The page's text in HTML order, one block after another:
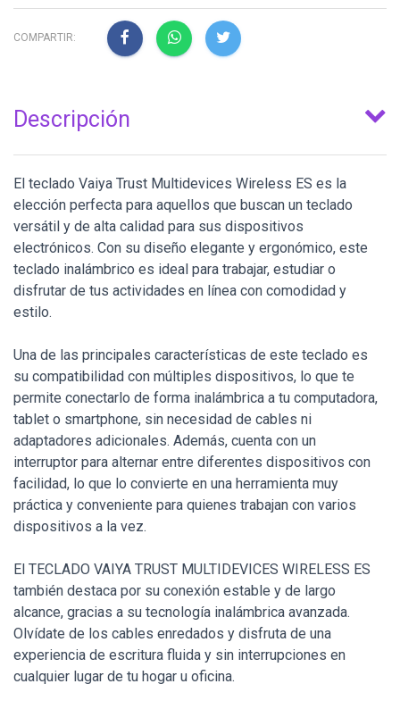
COMPARTIR:
Descripción
El teclado Vaiya Trust Multidevices Wireless ES es la
elección perfecta para aquellos que buscan un teclado
versátil y de alta calidad para sus dispositivos
electrónicos. Con su diseño elegante y ergonómico, este
teclado inalámbrico es ideal para trabajar, estudiar o
disfrutar de tus actividades en línea con comodidad y
estilo.
Una de las principales características de este teclado es
su compatibilidad con múltiples dispositivos, lo que te
permite conectarlo de forma inalámbrica a tu computadora,
tablet o smartphone, sin necesidad de cables ni
adaptadores adicionales. Además, cuenta con un
interruptor para alternar entre diferentes dispositivos con
facilidad, lo que lo convierte en una herramienta muy
práctica y conveniente para quienes trabajan con varios
dispositivos a la vez.
El TECLADO VAIYA TRUST MULTIDEVICES WIRELESS ES
también destaca por su conexión estable y de largo
alcance, gracias a su tecnología inalámbrica avanzada.
Olvídate de los cables enredados y disfruta de una
experiencia de escritura fluida y sin interrupciones en
cualquier lugar de tu hogar u oficina.